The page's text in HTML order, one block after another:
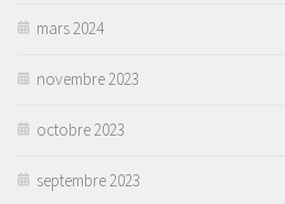
mars 2024
novembre 2023
octobre 2023
septembre 2023